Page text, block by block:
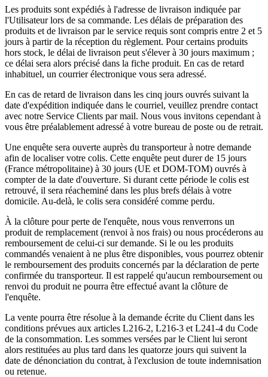
Les produits sont expédiés à l'adresse de livraison indiquée par
l'Utilisateur lors de sa commande. Les délais de préparation des
produits et de livraison par le service requis sont compris entre 2 et 5
jours à partir de la réception du règlement. Pour certains produits
hors stock, le délai de livraison peut s'élever à 30 jours maximum ;
ce délai sera alors précisé dans la fiche produit. En cas de retard
inhabituel, un courrier électronique vous sera adressé.
En cas de retard de livraison dans les cinq jours ouvrés suivant la
date d'expédition indiquée dans le courriel, veuillez prendre contact
avec notre Service Clients par mail. Nous vous invitons cependant à
vous être préalablement adressé à votre bureau de poste ou de retrait.
Une enquête sera ouverte auprès du transporteur à notre demande
afin de localiser votre colis. Cette enquête peut durer de 15 jours
(France métropolitaine) à 30 jours (UE et DOM-TOM) ouvrés à
compter de la date d'ouverture. Si durant cette période le colis est
retrouvé, il sera réacheminé dans les plus brefs délais à votre
domicile. Au-delà, le colis sera considéré comme perdu.
À la clôture pour perte de l'enquête, nous vous renverrons un
produit de remplacement (renvoi à nos frais) ou nous procéderons au
remboursement de celui-ci sur demande. Si le ou les produits
commandés venaient à ne plus être disponibles, vous pourrez obtenir
le remboursement des produits concernés par la déclaration de perte
confirmée du transporteur. Il est rappelé qu'aucun remboursement ou
renvoi du produit ne pourra être effectué avant la clôture de
l'enquête.
La vente pourra être résolue à la demande écrite du Client dans les
conditions prévues aux articles L216-2, L216-3 et L241-4 du Code
de la consommation. Les sommes versées par le Client lui seront
alors restituées au plus tard dans les quatorze jours qui suivent la
date de dénonciation du contrat, à l'exclusion de toute indemnisation
ou retenue.